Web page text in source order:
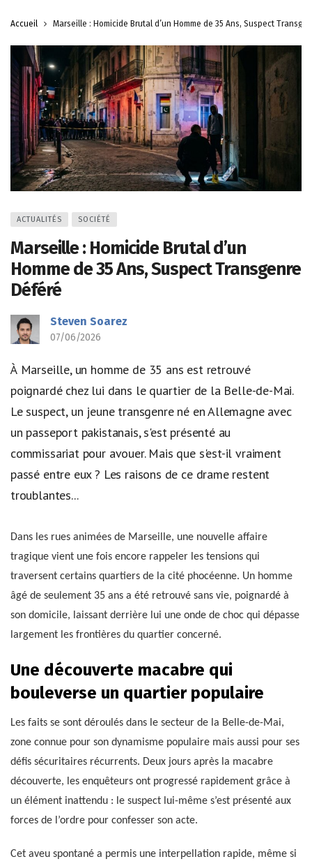
Accueil Marseille : Homicide Brutal d’un Homme de 35 Ans, Suspect
ACTUALITÉS SOCIÉTÉ
Marseille : Homicide Brutal d’un
Homme de 35 Ans, Suspect Transgenre
Déféré
Steven Soarez
07/06/2026
À Marseille, un homme de 35 ans est retrouvé
poignardé chez lui dans le quartier de la Belle-de-Mai.
Le suspect, un jeune transgenre né en Allemagne avec
un passeport pakistanais, s'est présenté au
commissariat pour avouer. Mais que s'est-il vraiment
passé entre eux ? Les raisons de ce drame restent
troublantes...
Dans les rues animées de Marseille, une nouvelle affaire
tragique vient une fois encore rappeler les tensions qui
traversent certains quartiers de la cité phocéenne. Un homme
âgé de seulement 35 ans a été retrouvé sans vie, poignardé à
son domicile, laissant derrière lui une onde de choc qui dépasse
largement les frontières du quartier concerné.
Une découverte macabre qui
bouleverse un quartier populaire
Les faits se sont déroulés dans le secteur de la Belle-de-Mai,
zone connue pour son dynamisme populaire mais aussi pour ses
défis sécuritaires récurrents. Deux jours après la macabre
découverte, les enquêteurs ont progressé rapidement grâce à
un élément inattendu : le suspect lui-même s’est présenté aux
forces de l’ordre pour confesser son acte.
Cet aveu spontané a permis une interpellation rapide, même si